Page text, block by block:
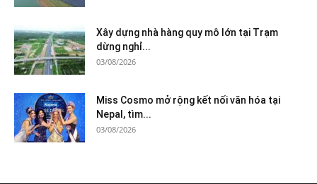
Xây dựng nhà hàng quy mô lớn tại Trạm
dừng nghỉ...
03/08/2026
Miss Cosmo mở rộng kết nối văn hóa tại
Nepal, tìm...
03/08/2026